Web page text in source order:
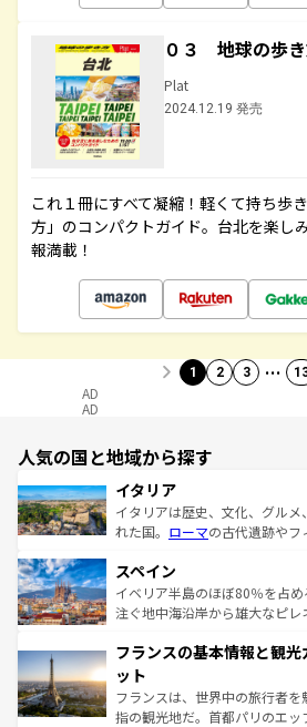
０３ 地球の歩
Plat
2024.12.19 発売
これ１冊にすべて凝縮！軽くて持ち歩
方」のコンパクトガイド。台北を楽し
報満載！
1 2 3 …
AD
AD
人気の国と地域から探す
イタリア
イタリアは歴史、文化、グル
れた国。 ローマの古代遺跡やフ
ろん、トスカーナの美しい田園
景など、自然景観も見逃せな
ピザやパスタなど、絶品のイタ
ませてくれるイタリアで、忘れ
なお、新着のイタリア情報は
しい。
スペイン
イベリア半島のほぼ80％を占
注ぐ地中海沿岸から雄大なピレ
文化が根付くこの国では、情熱
れる闘牛、そして美味しいタパ
る。首都マドリードの洗練さ
アートに溢れた街角から、地方
フランスの基本情報と観
ット
フランスは、世界中の旅行者
指の観光地だ。首都パリのエッ